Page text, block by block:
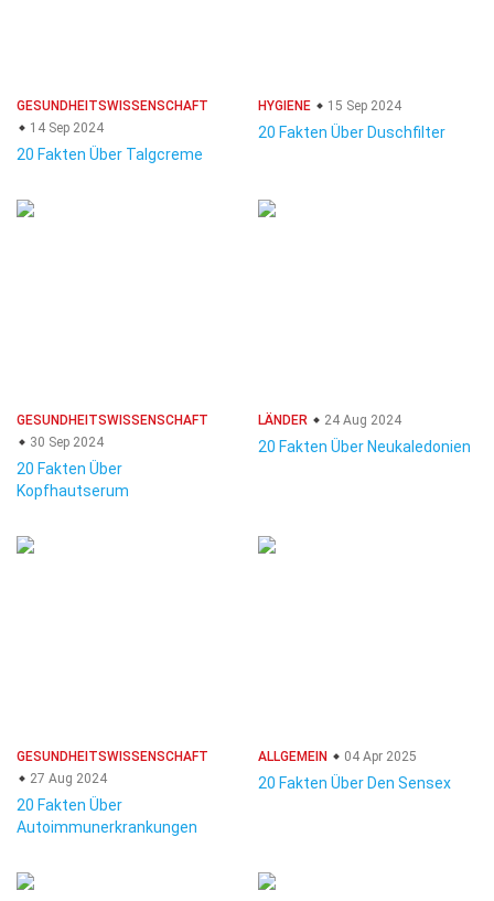
GESUNDHEITSWISSENSCHAFT
14 Sep 2024
20 Fakten Über Talgcreme
HYGIENE 15 Sep 2024
20 Fakten Über Duschfilter
GESUNDHEITSWISSENSCHAFT
30 Sep 2024
20 Fakten Über
Kopfhautserum
LÄNDER 24 Aug 2024
20 Fakten Über Neukaledonien
GESUNDHEITSWISSENSCHAFT
27 Aug 2024
20 Fakten Über
Autoimmunerkrankungen
ALLGEMEIN 04 Apr 2025
20 Fakten Über Den Sensex